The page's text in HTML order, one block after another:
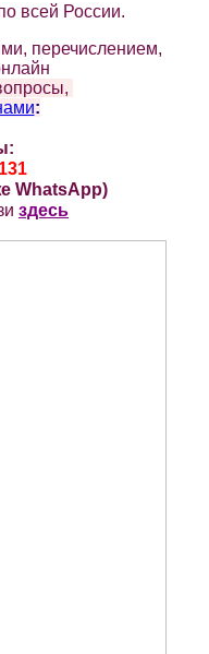
всей России.
перечислением,
:
WhatsApp)
здесь